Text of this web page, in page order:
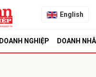
English
DOANH NGHIỆP DOANH